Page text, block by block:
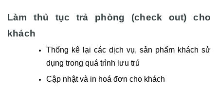
Làm thủ tục trả phòng (check out) cho
khách
Thống kê lại các dịch vụ, sản phẩm khách sử
dụng trong quá trình lưu trú
Cập nhật và in hoá đơn cho khách